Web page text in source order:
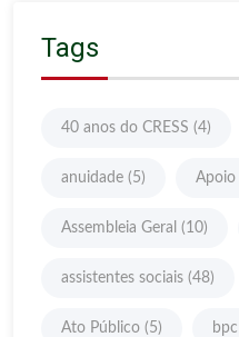
Tags
40 anos do CRESS (4)
anuidade (5) Apoio
Assembleia Geral (10)
assistentes sociais (48)
Ato Público (5) bpc